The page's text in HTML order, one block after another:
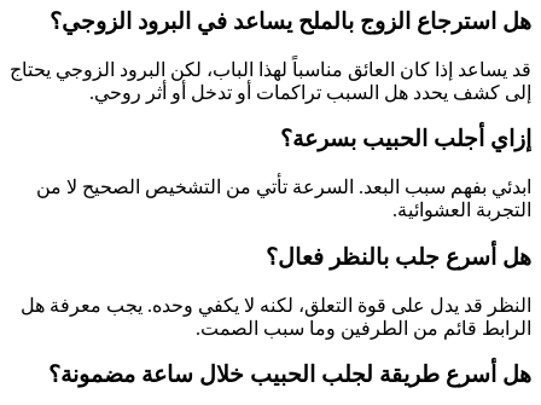
هل استرجاع الزوج بالملح يساعد في البرود الزوجي؟
قد يساعد إذا كان العائق مناسباً لهذا الباب، لكن البرود الزوجي يحتاج
إلى كشف يحدد هل السبب تراكمات أو تدخل أو أثر روحي.
إزاي أجلب الحبيب بسرعة؟
ابدئي بفهم سبب البعد. السرعة تأتي من التشخيص الصحيح لا من
التجربة العشوائية.
هل أسرع جلب بالنظر فعال؟
النظر قد يدل على قوة التعلق، لكنه لا يكفي وحده. يجب معرفة هل
الرابط قائم من الطرفين وما سبب الصمت.
هل أسرع طريقة لجلب الحبيب خلال ساعة مضمونة؟